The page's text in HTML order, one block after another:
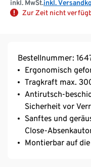
inkl. MwSt.inkl.
Zur Zeit nicht
Bestellnummer:
Ergonomisch
Tragkraft max.
Antirutsch-
Sicherheit vor
Sanftes und
Close-
Montierbar auf